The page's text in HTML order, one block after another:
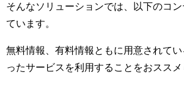
そんなソリューションでは、以下のコ
ています。
無料情報、有料情報ともに用意されて
ったサービスを利用することをおススメ